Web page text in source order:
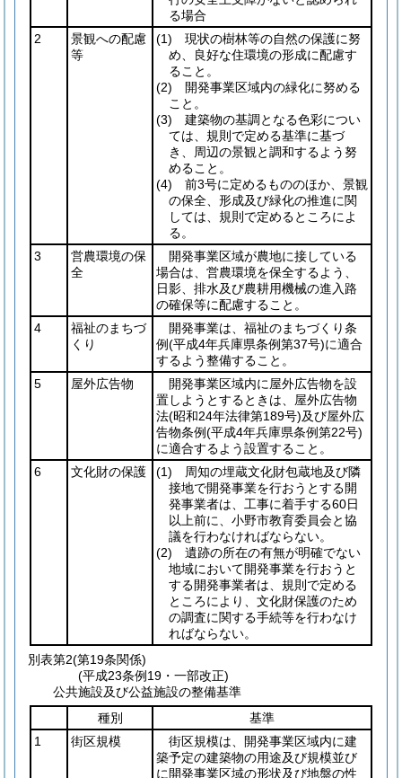
る場合
2
景観への配慮
等
(1) 現状の樹林等の自然の保護に努
め、良好な住環境の形成に配慮す
ること。
(2) 開発事業区域内の緑化に努める
こと。
(3) 建築物の基調となる色彩につい
ては、規則で定める基準に基づ
き、周辺の景観と調和するよう努
めること。
(4) 前3号に定めるもののほか、景観
の保全、形成及び緑化の推進に関
しては、規則で定めるところによ
る。
3
営農環境の保
全
開発事業区域が農地に接している
場合は、営農環境を保全するよう、
日影、排水及び農耕用機械の進入路
の確保等に配慮すること。
4
福祉のまちづ
くり
開発事業は、福祉のまちづくり条
例(平成4年兵庫県条例第37号)に適合
するよう整備すること。
5
屋外広告物
開発事業区域内に屋外広告物を設
置しようとするときは、屋外広告物
法(昭和24年法律第189号)及び屋外広
告物条例(平成4年兵庫県条例第22号)
に適合するよう設置すること。
6
文化財の保護 (1) 周知の埋蔵文化財包蔵地及び隣
接地で開発事業を行おうとする開
発事業者は、工事に着手する60日
以上前に、小野市教育委員会と協
議を行わなければならない。
(2) 遺跡の所在の有無が明確でない
地域において開発事業を行おうと
する開発事業者は、規則で定める
ところにより、文化財保護のため
の調査に関する手続等を行わなけ
ればならない。
別表第2(第19条関係)
(平成23条例19・一部改正)
公共施設及び公益施設の整備基準
種別
基準
1
街区規模
街区規模は、開発事業区域内に建
築予定の建築物の用途及び規模並び
に開発事業区域の形状及び地盤の性